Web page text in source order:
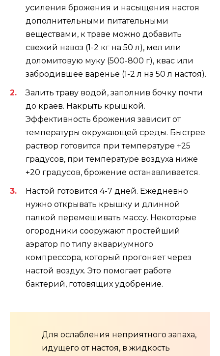
усиления брожения и насыщения настоя
дополнительными питательными
веществами, к траве можно добавить
свежий навоз (1-2 кг на 50 л), мел или
доломитовую муку (500-800 г), квас или
забродившее варенье (1-2 л на 50 л настоя).
Залить траву водой, заполнив бочку почти
до краев. Накрыть крышкой.
Эффективность брожения зависит от
температуры окружающей среды. Быстрее
раствор готовится при температуре +25
градусов, при температуре воздуха ниже
+20 градусов, брожение останавливается.
Настой готовится 4-7 дней. Ежедневно
нужно открывать крышку и длинной
палкой перемешивать массу. Некоторые
огородники сооружают простейший
аэратор по типу аквариумного
компрессора, который прогоняет через
настой воздух. Это помогает работе
бактерий, готовящих удобрение.
Для ослабления неприятного запаха,
идущего от настоя, в жидкость